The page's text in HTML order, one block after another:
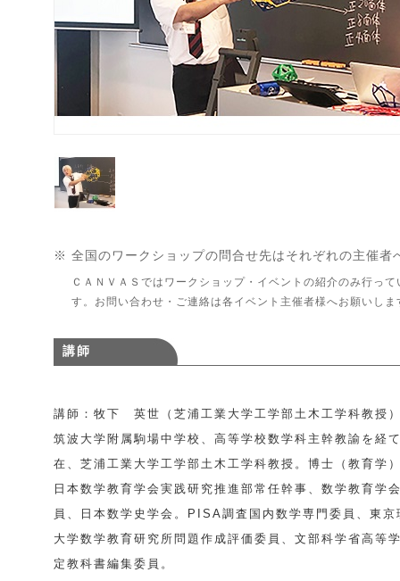
※ 全国のワークショップの問合せ先はそれぞれの主催者
ＣＡＮＶＡＳではワークショップ・イベントの紹介のみ行って
す。お問い合わせ・ご連絡は各イベント主催者様へお願いしま
講師
講師：牧下 英世（芝浦工業大学工学部土木工学科教授
筑波大学附属駒場中学校、高等学校数学科主幹教諭を経
在、芝浦工業大学工学部土木工学科教授。博士（教育学
日本数学教育学会実践研究推進部常任幹事、数学教育学
員、日本数学史学会。PISA調査国内数学専門委員、東京
大学数学教育研究所問題作成評価委員、文部科学省高等
定教科書編集委員。